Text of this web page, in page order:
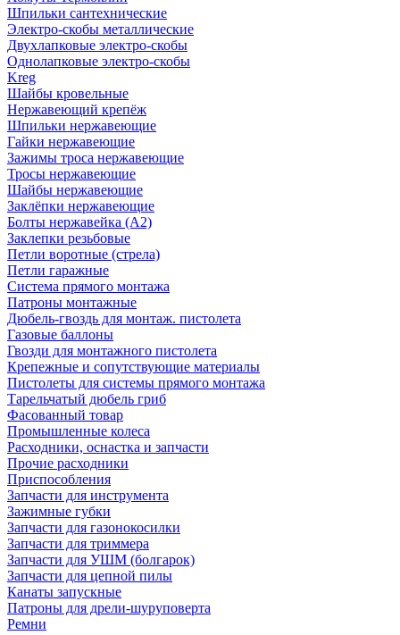
Шпильки сантехнические
Электро-скобы металлические
Двухлапковые электро-скобы
Однолапковые электро-скобы
Kreg
Шайбы кровельные
Нержавеющий крепёж
Шпильки нержавеющие
Гайки нержавеющие
Зажимы троса нержавеющие
Тросы нержавеющие
Шайбы нержавеющие
Заклёпки нержавеющие
Болты нержавейка (А2)
Заклепки резьбовые
Петли воротные (стрела)
Петли гаражные
Система прямого монтажа
Патроны монтажные
Дюбель-гвоздь для монтаж. пистолета
Газовые баллоны
Гвозди для монтажного пистолета
Крепежные и сопутствующие материалы
Пистолеты для системы прямого монтажа
Тарельчатый дюбель гриб
Фасованный товар
Промышленные колеса
Расходники, оснастка и запчасти
Прочие расходники
Приспособления
Запчасти для инструмента
Зажимные губки
Запчасти для газонокосилки
Запчасти для триммера
Запчасти для УШМ (болгарок)
Запчасти для цепной пилы
Канаты запускные
Патроны для дрели-шуруповерта
Ремни